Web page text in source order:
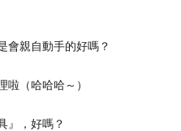
會親自動手的好嗎？
（哈哈哈～）
』，好嗎？